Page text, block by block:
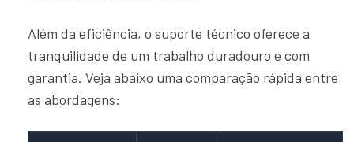
Além da eficiência, o suporte técnico oferece a
tranquilidade de um trabalho duradouro e com
garantia. Veja abaixo uma comparação rápida entre
as abordagens: